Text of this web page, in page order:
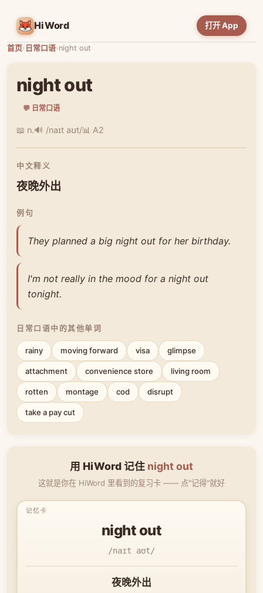
HiWord 打开 App
首页› 日常口语›night out
night out
💬 日常口语
📖 n.🔊 /naɪt aʊt/📊 A2
中文释义
夜晚外出
例句
They planned a big night out for her birthday.
I'm not really in the mood for a night out
tonight.
日常口语中的其他单词
rainy moving forward visa glimpse
attachment convenience store living room
rotten montage cod disrupt
take a pay cut
用 HiWord 记住 night out
这就是你在 HiWord 里看到的复习卡 —— 点"记得"就好
night out
/naɪt aʊt/
夜晚外出